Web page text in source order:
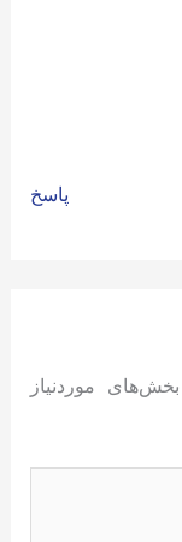
پاسخ
بخش‌های موردنیاز